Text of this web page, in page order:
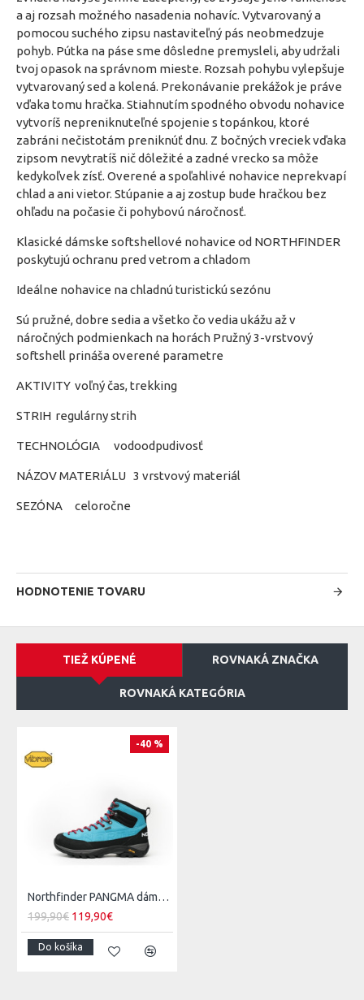
a aj rozsah možného nasadenia nohavíc. Vytvarovaný a
pomocou suchého zipsu nastaviteľný pás neobmedzuje
pohyb. Pútka na páse sme dôsledne premysleli, aby udržali
tvoj opasok na správnom mieste. Rozsah pohybu vylepšuje
vytvarovaný sed a kolená. Prekonávanie prekážok je práve
vďaka tomu hračka. Stiahnutím spodného obvodu nohavice
vytvoríš nepreniknuteľné spojenie s topánkou, ktoré
zabráni nečistotám preniknúť dnu. Z bočných vreciek vďaka
zipsom nevytratíš nič dôležité a zadné vrecko sa môže
kedykoľvek zísť. Overené a spoľahlivé nohavice neprekvapí
chlad a ani vietor. Stúpanie a aj zostup bude hračkou bez
ohľadu na počasie či pohybovú náročnosť.
Klasické dámske softshellové nohavice od NORTHFINDER
poskytujú ochranu pred vetrom a chladom
Ideálne nohavice na chladnú turistickú sezónu
Sú pružné, dobre sedia a všetko čo vedia ukážu až v
náročných podmienkach na horách Pružný 3-vrstvový
softshell prináša overené parametre
AKTIVITY voľný čas, trekking
STRIH regulárny strih
TECHNOLÓGIA vodoodpudivosť
NÁZOV MATERIÁLU 3 vrstvový materiál
SEZÓNA celoročne
HODNOTENIE TOVARU
TIEŽ KÚPENÉ ROVNAKÁ ZNAČKA
ROVNAKÁ KATEGÓRIA
-40 %
Northfinder PANGMA dámske turistické členkové topánky Vibram® XS Trek Evo
199,90€ 119,90€
Do košíka